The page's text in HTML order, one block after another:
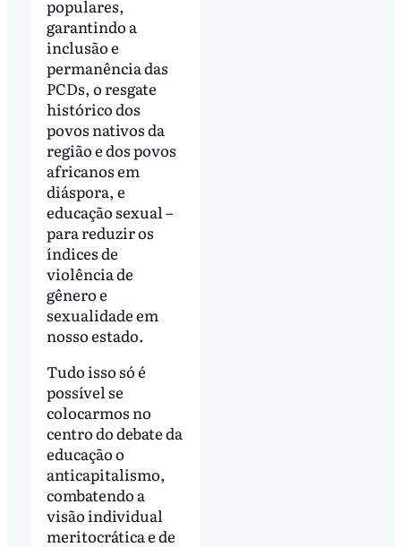
populares,
garantindo a
inclusão e
permanência das
PCDs, o resgate
histórico dos
povos nativos da
região e dos povos
africanos em
diáspora, e
educação sexual –
para reduzir os
índices de
violência de
gênero e
sexualidade em
nosso estado.
Tudo isso só é
possível se
colocarmos no
centro do debate da
educação o
anticapitalismo,
combatendo a
visão individual
meritocrática e de